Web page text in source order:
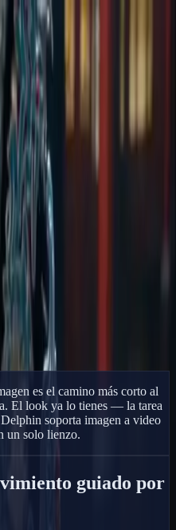
Galería
de Video IA desde Imagen —
desde Imagen —
Referencia
con un generador de
describe el
para Sora 2, Kling V3 y
es el camino más corto al
El look ya lo tienes — la tarea
soporta imagen a video
un solo lienzo.
guiado por